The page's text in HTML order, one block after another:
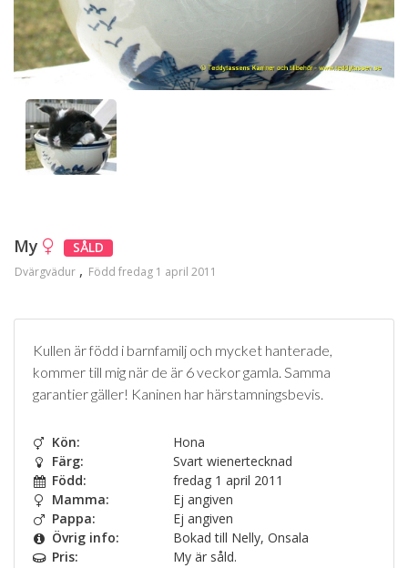
My SÅLD
Dvärgvädur Född fredag 1 april 2011
Kullen är född i barnfamilj och mycket hanterade,
kommer till mig när de är 6 veckor gamla. Samma
garantier gäller! Kaninen har härstamningsbevis.
Kön:
Hona
Färg:
Svart wienertecknad
Född:
fredag 1 april 2011
Mamma:
Ej angiven
Pappa:
Ej angiven
Övrig info:
Bokad till Nelly, Onsala
Pris:
My är såld.